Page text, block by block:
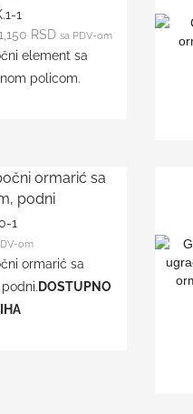
1
RSD sa PDV-om
element sa
policom.
ormarić sa
podni
1
om
ormarić sa
DOSTUPNO